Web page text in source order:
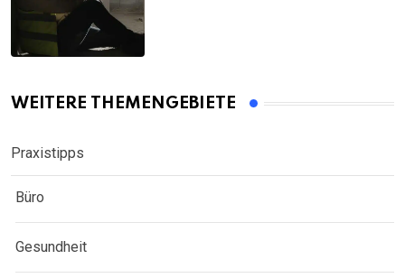
WEITERE THEMENGEBIETE
Praxistipps
Büro
Gesundheit